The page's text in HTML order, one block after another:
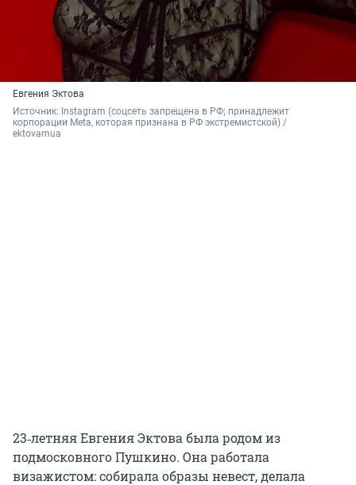
Евгения Эктова
Источник: Instagram (соцсеть запрещена в РФ; принадлежит
корпорации Meta, которая признана в РФ экстремистской) /
ektovamua
23‑летняя Евгения Эктова была родом из
подмосковного Пушкино. Она работала
визажистом: собирала образы невест, делала